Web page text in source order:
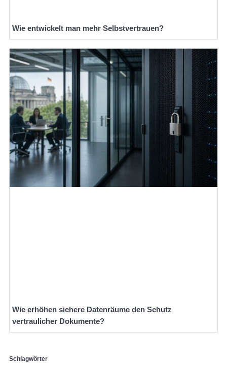
Wie entwickelt man mehr Selbstvertrauen?
Wie erhöhen sichere Datenräume den Schutz
vertraulicher Dokumente?
Schlagwörter